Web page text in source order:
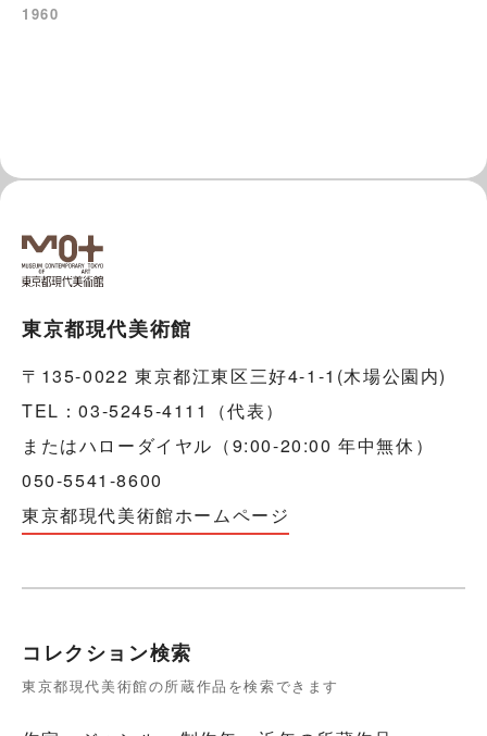
1960
東京都現代美術館
〒135-0022 東京都江東区三好4-1-1(木場公園内)
TEL：03-5245-4111（代表）
またはハローダイヤル（9:00-20:00 年中無休）
050-5541-8600
東京都現代美術館ホームページ
コレクション検索
東京都現代美術館の所蔵作品を検索できます